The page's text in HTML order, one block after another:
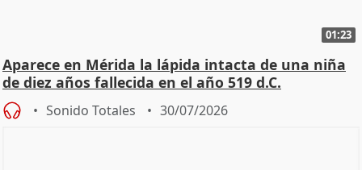
01:23
Aparece en Mérida la lápida intacta de una niña
de diez años fallecida en el año 519 d.C.
Sonido Totales 30/07/2026